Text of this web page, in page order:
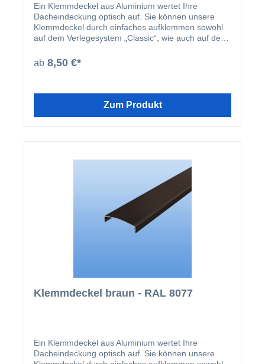
Ein Klemmdeckel aus Aluminium wertet Ihre
Dacheindeckung optisch auf. Sie können unsere
Klemmdeckel durch einfaches aufklemmen sowohl
auf dem Verlegesystem „Classic“, wie auch auf dem
montiert, harmoniert der Klemmdeckel nicht nur
farblich mit Ihren restlichen Profilleisten, sondern
wird nach der Montage der Verlegeprofile einfach
ab 8,50 €*
Zum Produkt
Klemmdeckel braun - RAL 8077
Ein Klemmdeckel aus Aluminium wertet Ihre
Dacheindeckung optisch auf. Sie können unsere